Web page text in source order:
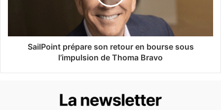
SailPoint prépare son retour en bourse sous
l’impulsion de Thoma Bravo